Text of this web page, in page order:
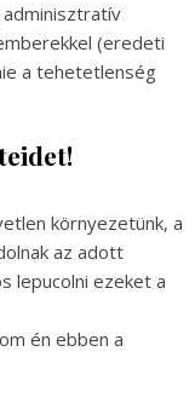
(eredeti
a tehetetlenség
környezetünk, a
az adott
lepucolni ezeket a
én ebben a